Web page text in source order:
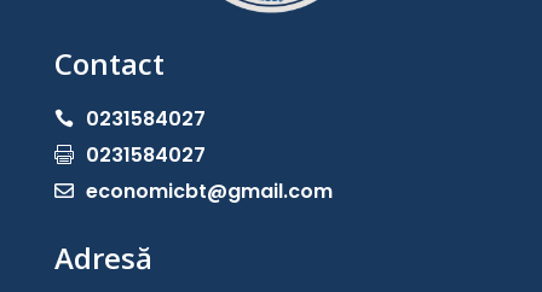
Contact
 0231584027
 0231584027
 economicbt@gmail.com
Adresă